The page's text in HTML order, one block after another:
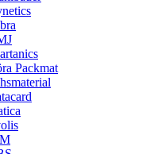
Packmat